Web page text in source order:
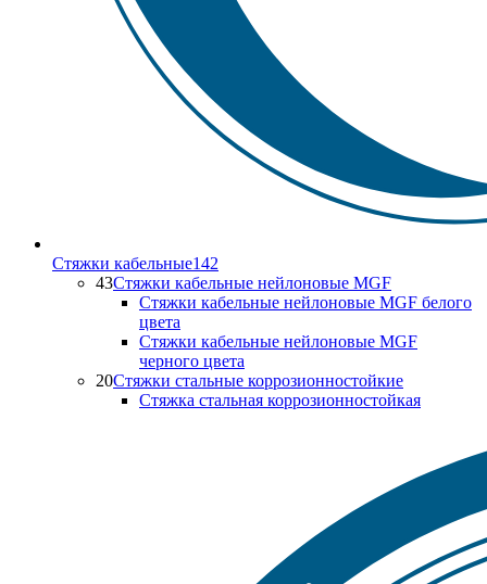
Стяжки кабельные142
43Стяжки кабельные нейлоновые MGF
Стяжки кабельные нейлоновые MGF белого
цвета
Стяжки кабельные нейлоновые MGF
черного цвета
20Стяжки стальные коррозионностойкие
Стяжка стальная коррозионностойкая